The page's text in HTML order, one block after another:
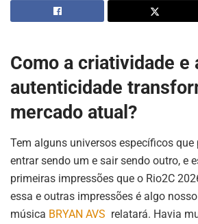
Como a criatividade e
autenticidade
mercado atual?
Tem alguns universos específicos
entrar sendo um e sair sendo outro, e
primeiras impressões que o Rio2C
essa e outras impressões é algo
música BRYAN AVS relatará. Havia